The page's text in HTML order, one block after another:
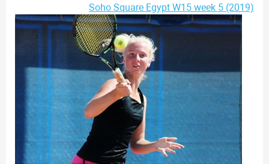
Soho Square Egypt W15 week 5 (2019)